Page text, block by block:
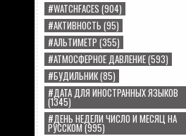
#WATCHFACES (904)
#АКТИВНОСТЬ (95)
#АЛЬТИМЕТР (355)
#АТМОСФЕРНОЕ ДАВЛЕНИЕ(593)
#БУДИЛЬНИК(85)
#ДАТА ДЛЯ ИНОСТРАННЫХ ЯЗЫКОВ
(1345)
#ДЕНЬ НЕДЕЛИ ЧИСЛО И МЕСЯЦ НА
РУССКОМ(995)